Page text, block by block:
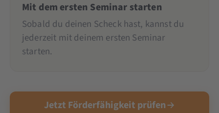
Mit dem ersten Seminar starten
Sobald du deinen Scheck hast, kannst du
jederzeit mit deinem ersten Seminar
starten.
Jetzt Förderfähigkeit prüfen